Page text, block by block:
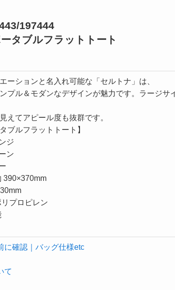
197444
タブルフラットトート
ーションと名入れ可能な「セルトナ」は、
プル＆モダンなデザインが魅力です。ラージ
えてアピール度も抜群です。
ブルフラットトート 】
ジ
ン
390×370mm
プロピレン
に確認｜バッグ仕様etc
て